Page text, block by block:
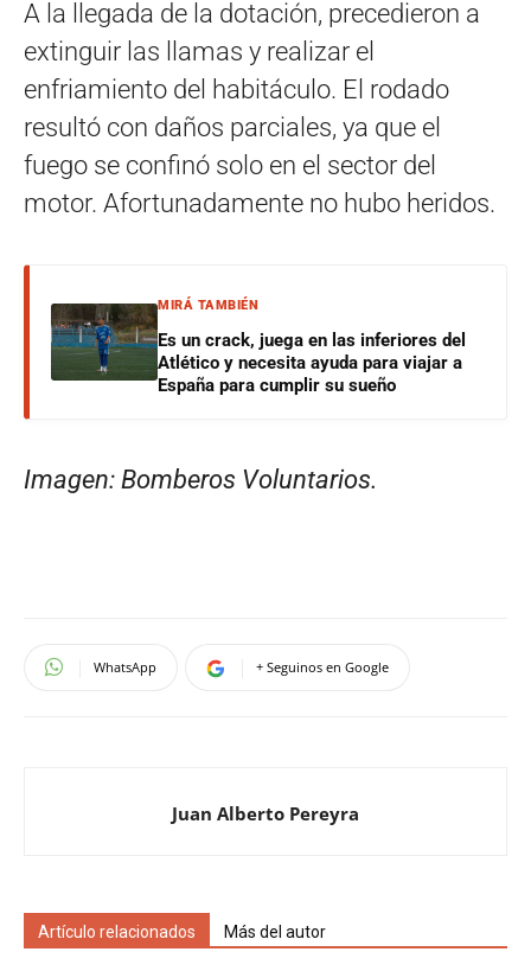
A la llegada de la dotación, precedieron a
extinguir las llamas y realizar el
enfriamiento del habitáculo. El rodado
resultó con daños parciales, ya que el
fuego se confinó solo en el sector del
motor. Afortunadamente no hubo heridos.
MIRÁ TAMBIÉN
Es un crack, juega en las inferiores del
Atlético y necesita ayuda para viajar a
España para cumplir su sueño
Imagen: Bomberos Voluntarios.
WhatsApp + Seguinos en Google
Juan Alberto Pereyra
Artículo relacionados Más del autor